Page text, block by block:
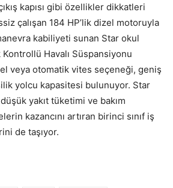
kapısı gibi özellikler dikkatleri
çalışan 184 HP’lik dizel motoruyla
kabiliyeti sunan Star okul
Havalı Süspansiyonu
veya otomatik vites seçeneği, geniş
yolcu kapasitesi bulunuyor. Star
yakıt tüketimi ve bakım
kazancını artıran birinci sınıf iş
de taşıyor.